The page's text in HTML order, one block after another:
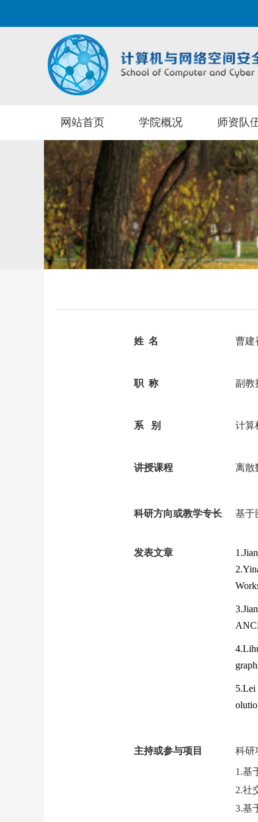
网站首页 学院概况 师资队
姓 名 曹
职 称 副教
系 别 计算
讲授课程 离散
科研方向或教学专长 基于
发表文章 1.
2.
3.
4.
5.Lei
主持或参与项目
科研
1.基
2.社
3.基